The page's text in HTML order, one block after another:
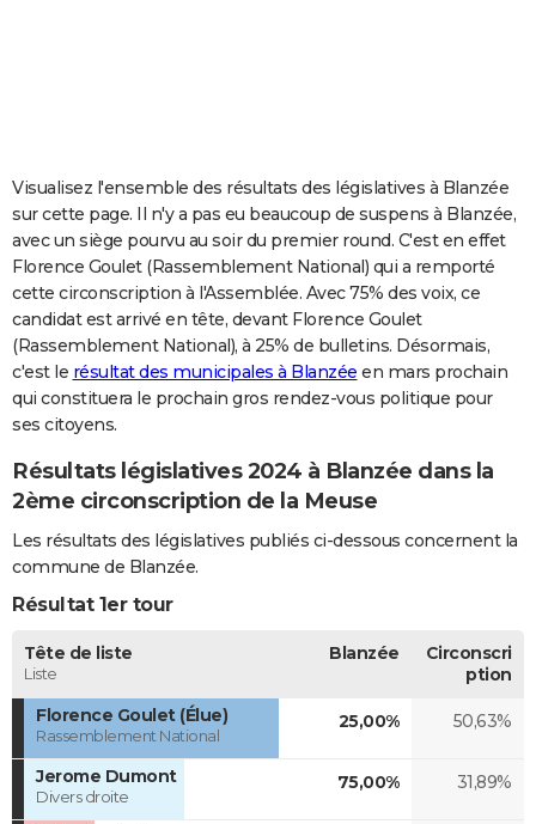
Carte de Noël
Carte Bonne année
Carte Saint-Valentin
Carte Pâques
Carte d'anniversaire
DICTIONNAIRE
Dictionnaire
Biographies
Citations
Expressions
Proverbes
PROGRAMME TV
COPAINS D'AVANT
S'inscrire
Se connecter
Lycées
Collèges
Primaires
Universités
Entreprises
Service militaire
Avis de recherche
AVIS DE DÉCÈS
FORUM
Bricolage
Lifestyle
Culture
Sport
Auto
Television
Voyage
Cinema
Visualisez l'ensemble des résultats des législatives à Blanzée
sur cette page. Il n'y a pas eu beaucoup de suspens à Blanzée,
avec un siège pourvu au soir du premier round. C'est en effet
Florence Goulet (Rassemblement National) qui a remporté
cette circonscription à l'Assemblée. Avec 75% des voix, ce
candidat est arrivé en tête, devant Florence Goulet
(Rassemblement National), à 25% de bulletins. Désormais,
c'est le résultat des municipales à Blanzée en mars prochain
qui constituera le prochain gros rendez-vous politique pour
ses citoyens.
Résultats législatives 2024 à Blanzée dans la
2ème circonscription de la Meuse
Les résultats des législatives publiés ci-dessous concernent la
commune de Blanzée.
Résultat 1er tour
Tête de liste
Liste
Blanzée
Circonscri
ption
Florence Goulet (Élue)
Rassemblement National
25,00% 50,63%
Jerome Dumont
Divers droite
75,00% 31,89%